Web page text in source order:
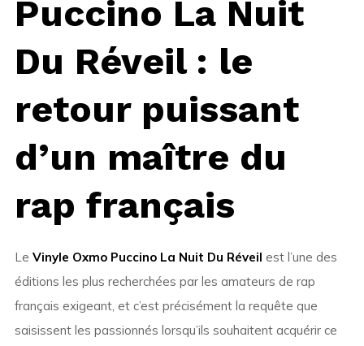
Puccino La Nuit
Du Réveil: le
retour puissant
d’un maître du
rap français
Le Vinyle Oxmo Puccino La Nuit Du Réveil est l’une des
éditions les plus recherchées par les amateurs de rap
français exigeant, et c’est précisément la requête que
saisissent les passionnés lorsqu’ils souhaitent acquérir ce